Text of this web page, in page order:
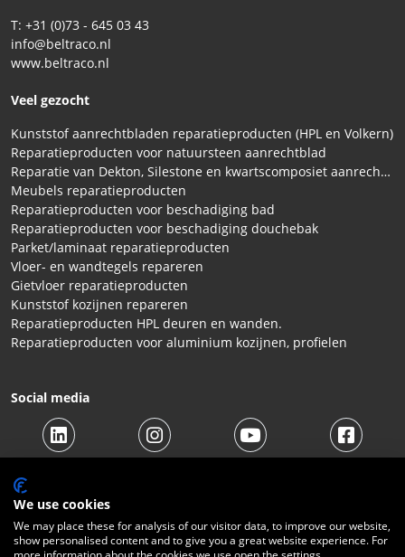
T: +31 (0)73 - 645 03 43
info@beltraco.nl
www.beltraco.nl
Veel gezocht
Kunststof aanrechtbladen reparatieproducten (HPL en Volkern)
Reparatieproducten voor natuursteen aanrechtblad
Reparatie van Dekton, Silestone en kwartscomposiet aanrechtbladen
Meubels reparatieproducten
Reparatieproducten voor beschadiging bad
Reparatieproducten voor beschadiging douchebak
Parket/laminaat reparatieproducten
Vloer- en wandtegels repareren
Gietvloer reparatieproducten
Kunststof kozijnen repareren
Reparatieproducten HPL deuren en wanden.
Reparatieproducten voor aluminium kozijnen, profielen
Social media
We use cookies
We may place these for analysis of our visitor data, to improve our website,
show personalised content and to give you a great website experience. For